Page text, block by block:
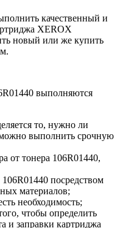
качественный и
XEROX
новый или же купить
выполняются
то, нужно ли
выполнить срочную
от тонера 106R01440,
посредством
материалов;
необходимость;
чтобы определить
и заправки картриджа